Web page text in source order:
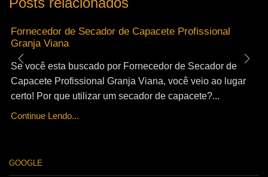
Fornecedor de Secador de Capacete Profissional
Granja Viana
Se você esta buscado por Fornecedor de Secador de
Capacete Profissional Granja Viana, você veio ao lugar
certo! Por que utilizar um secador de capacete?...
Continue Lendo...
GOOGLE